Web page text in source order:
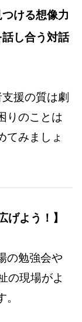
ける想像力
話し合う対話
援の質は劇
りのことは
てみましょ
げよう！】
の勉強会や
の現場がよ